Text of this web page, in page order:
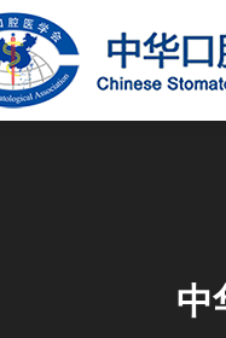
中